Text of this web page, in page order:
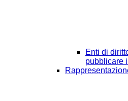
Enti di
pubblicare